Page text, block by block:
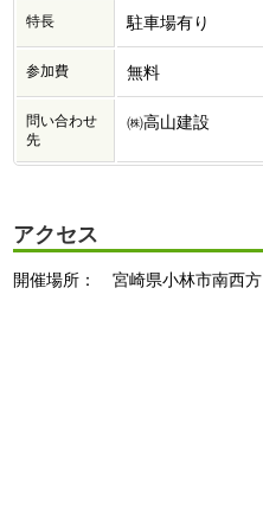
特長 駐車場有り
参加費 無料
問い合わせ
先
㈱高山建設
アクセス
開催場所： 宮崎県小林市南西方